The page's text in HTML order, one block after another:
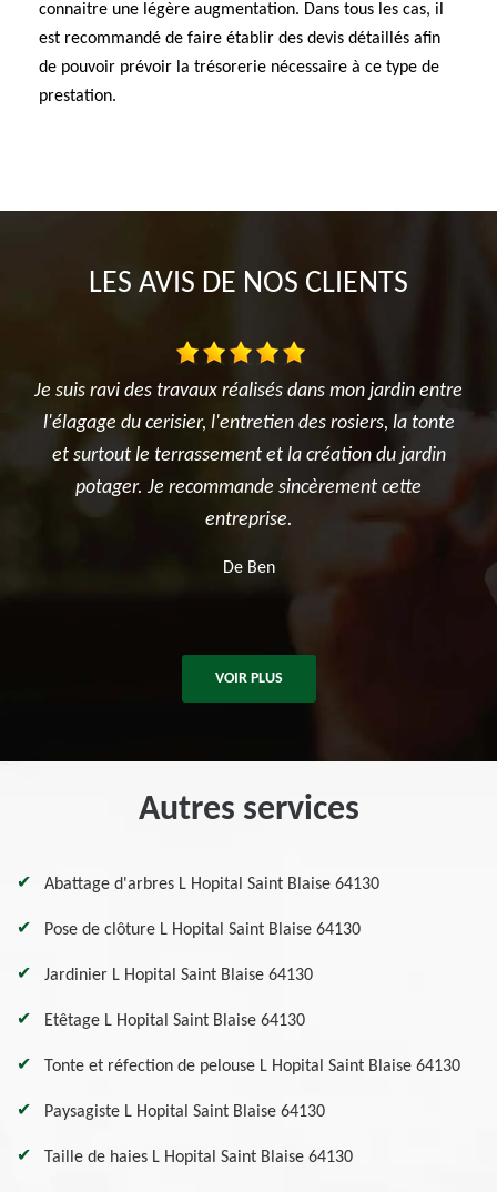
connaitre une légère augmentation. Dans tous les cas, il
est recommandé de faire établir des devis détaillés afin
de pouvoir prévoir la trésorerie nécessaire à ce type de
prestation.
LES AVIS DE NOS CLIENTS
entre
la tonte
jardin
Très satisfait de l'intervention. Travail d'élagage
réalisé avec sérieux et professionnalisme. L'équipe
été ponctuelle, efficace et a laissé le chantier propre
après les travaux. Je recommande sans hésitation
pour tous vos besoins en élagage et entretien
VOIR PLUS
Autres services
Abattage d'arbres L Hopital Saint Blaise 64130
Pose de clôture L Hopital Saint Blaise 64130
Jardinier L Hopital Saint Blaise 64130
Etêtage L Hopital Saint Blaise 64130
Tonte et réfection de pelouse L Hopital Saint Blaise 64130
Paysagiste L Hopital Saint Blaise 64130
Taille de haies L Hopital Saint Blaise 64130